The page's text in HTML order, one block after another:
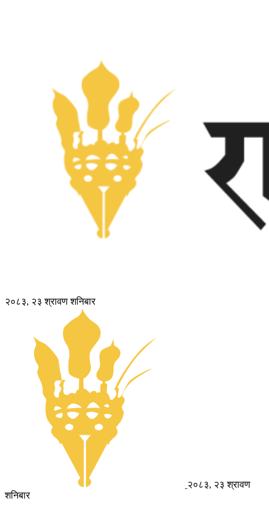
२०८३, २३ श्रावण शनिबार
२०८३, २३ श्रावण
शनिबार